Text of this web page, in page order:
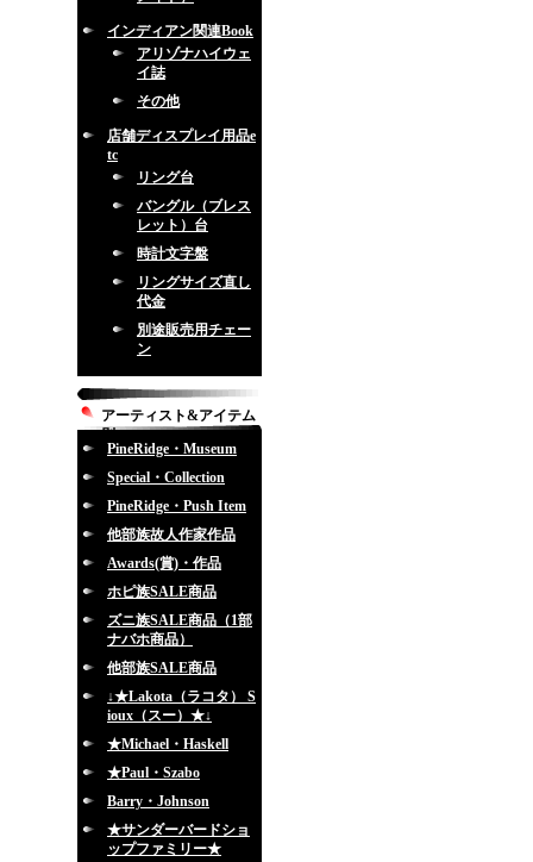
インディアン関連Book
アリゾナハイウェ
イ誌
その他
店舗ディスプレイ用品e
tc
リング台
バングル（ブレス
レット）台
時計文字盤
リングサイズ直し
代金
別途販売用チェー
ン
アーティスト&アイテム
別
PineRidge・Museum
Special・Collection
PineRidge・Push Item
他部族故人作家作品
Awards(賞)・作品
ホピ族SALE商品
ズニ族SALE商品（1部
ナバホ商品）
他部族SALE商品
↓★Lakota（ラコタ） S
ioux（スー）★↓
★Michael・Haskell
★Paul・Szabo
Barry・Johnson
★サンダーバードショ
ップファミリー★